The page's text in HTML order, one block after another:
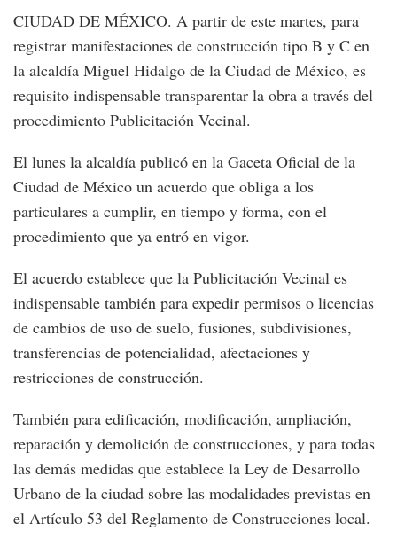
CIUDAD DE MÉXICO. A partir de este martes, para
registrar manifestaciones de construcción tipo B y C en
la alcaldía Miguel Hidalgo de la Ciudad de México, es
requisito indispensable transparentar la obra a través del
procedimiento Publicitación Vecinal.
El lunes la alcaldía publicó en la Gaceta Oficial de la
Ciudad de México un acuerdo que obliga a los
particulares a cumplir, en tiempo y forma, con el
procedimiento que ya entró en vigor.
El acuerdo establece que la Publicitación Vecinal es
indispensable también para expedir permisos o licencias
de cambios de uso de suelo, fusiones, subdivisiones,
transferencias de potencialidad, afectaciones y
restricciones de construcción.
También para edificación, modificación, ampliación,
reparación y demolición de construcciones, y para todas
las demás medidas que establece la Ley de Desarrollo
Urbano de la ciudad sobre las modalidades previstas en
el Artículo 53 del Reglamento de Construcciones local.